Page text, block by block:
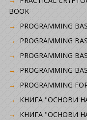
BOOK
PROGRAMMING
PROGRAMMING
PROGRAMMING
PROGRAMMING
PROGRAMMING
КНИГА "ОСНОВИ
КНИГА "ОСНОВИ